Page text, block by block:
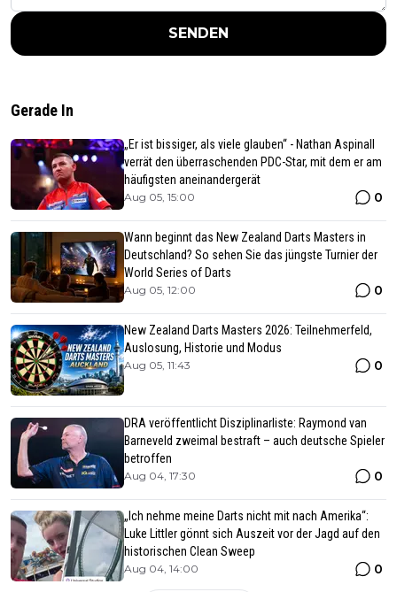
SENDEN
Gerade In
„Er ist bissiger, als viele glauben“ - Nathan Aspinall
verrät den überraschenden PDC-Star, mit dem er am
häufigsten aneinandergerät
Aug 05, 15:00 0
Wann beginnt das New Zealand Darts Masters in
Deutschland? So sehen Sie das jüngste Turnier der
World Series of Darts
Aug 05, 12:00 0
New Zealand Darts Masters 2026: Teilnehmerfeld,
Auslosung, Historie und Modus
Aug 05, 11:43 0
DRA veröffentlicht Disziplinarliste: Raymond van
Barneveld zweimal bestraft – auch deutsche Spieler
betroffen
Aug 04, 17:30 0
„Ich nehme meine Darts nicht mit nach Amerika“:
Luke Littler gönnt sich Auszeit vor der Jagd auf den
historischen Clean Sweep
Aug 04, 14:00 0